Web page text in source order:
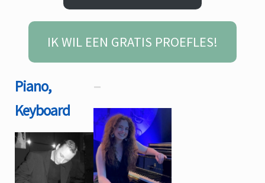
IK WIL EEN GRATIS PROEFLES!
Piano,
Keyboard
–